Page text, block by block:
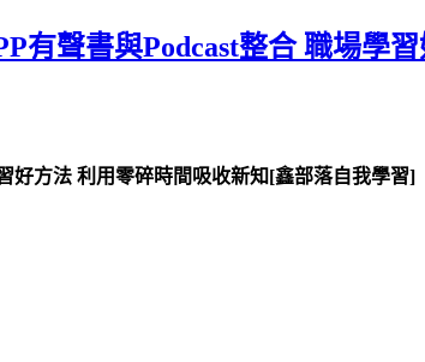
有聲書與Podcast整合 職場學
好方法 利用零碎時間吸收新知[鑫部落自我學習]